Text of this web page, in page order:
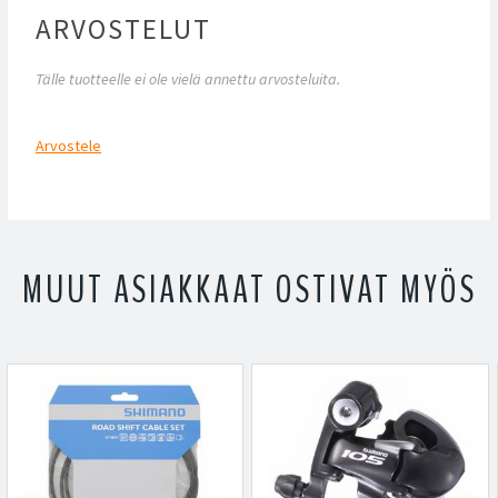
ARVOSTELUT
Tälle tuotteelle ei ole vielä annettu arvosteluita.
Arvostele
MUUT ASIAKKAAT OSTIVAT MYÖS